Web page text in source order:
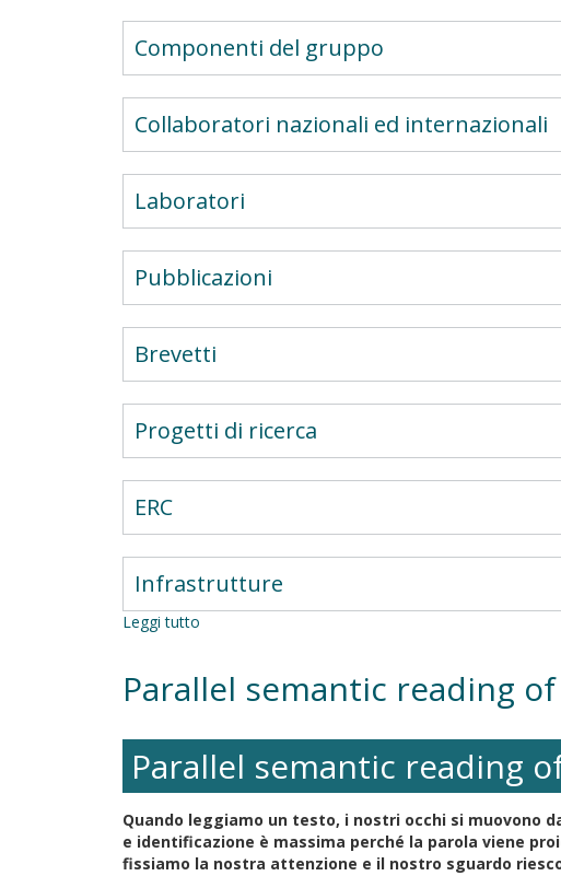
Componenti del gruppo
Collaboratori nazionali ed internazionali
Laboratori
Pubblicazioni
Brevetti
Progetti di ricerca
ERC
Infrastrutture
Leggi tutto
reading
words
during
the
life-
span
Parallel semantic reading
Parallel semantic reading
Quando leggiamo un testo, i nostri occhi si muovono
e identificazione è massima perché la parola viene
fissiamo la nostra attenzione e il nostro sguardo